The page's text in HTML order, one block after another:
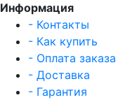
Информация
- Контакты
- Как купить
- Оплата заказа
- Доставка
- Гарантия